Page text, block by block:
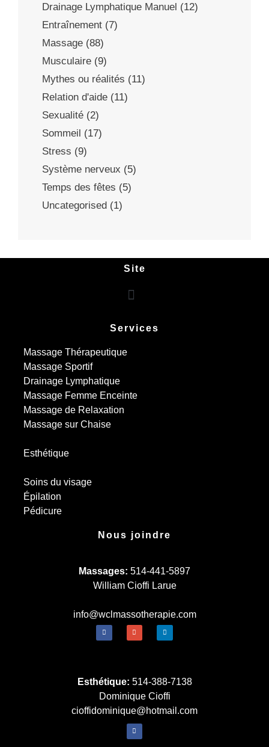
Drainage Lymphatique Manuel (12)
Entraînement (7)
Massage (88)
Musculaire (9)
Mythes ou réalités (11)
Relation d'aide (11)
Sexualité (2)
Sommeil (17)
Stress (9)
Système nerveux (5)
Temps des fêtes (5)
Uncategorised (1)
Site
Services
Massage Thérapeutique
Massage Sportif
Drainage Lymphatique
Massage Femme Enceinte
Massage de Relaxation
Massage sur Chaise
Esthétique
Soins du visage
Épilation
Pédicure
Nous joindre
Massages: 514-441-5897
William Cioffi Larue
info@wclmassotherapie.com
Esthétique: 514-388-7138
Dominique Cioffi
cioffidominique@hotmail.com